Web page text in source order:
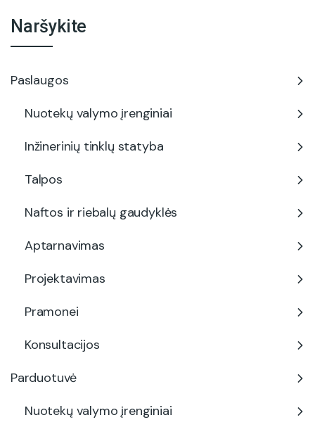
Naršykite
Paslaugos
Nuotekų valymo įrenginiai
Inžinerinių tinklų statyba
Talpos
Naftos ir riebalų gaudyklės
Aptarnavimas
Projektavimas
Pramonei
Konsultacijos
Parduotuvė
Nuotekų valymo įrenginiai